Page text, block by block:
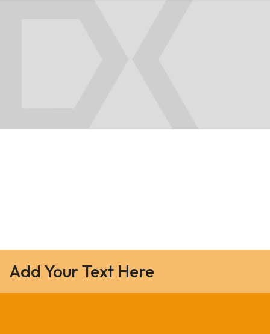
Add Your Text Here